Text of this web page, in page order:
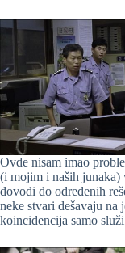
Ovde nisam imao
(i mojim i naših junaka)
dovodi do određenih
neke stvari dešavaju na
koincidencija samo